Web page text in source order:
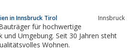
in Innsbruck Tirol Innsbruck
für hochwertige
und Umgebung. Seit 30 Jahren steht
Wohnen.